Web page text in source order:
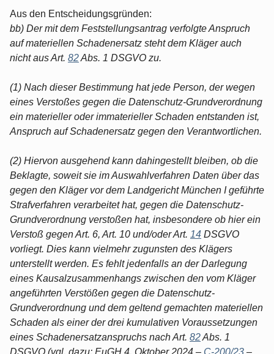
Aus den Entscheidungsgründen:
bb) Der mit dem Feststellungsantrag verfolgte Anspruch
auf materiellen Schadenersatz steht dem Kläger auch
nicht aus Art. 82Abs. 1 DSGVO zu.
(1) Nach dieser Bestimmung hat jede Person, der wegen
eines Verstoßes gegen die Datenschutz-Grundverordnung
ein materieller oder immaterieller Schaden entstanden ist,
Anspruch auf Schadenersatz gegen den Verantwortlichen.
(2) Hiervon ausgehend kann dahingestellt bleiben, ob die
Beklagte, soweit sie im Auswahlverfahren Daten über das
gegen den Kläger vor dem Landgericht München I geführte
Strafverfahren verarbeitet hat, gegen die Datenschutz-
Grundverordnung verstoßen hat, insbesondere ob hier ein
Verstoß gegen Art. 6, Art. 10 und/oder Art. 14 DSGVO
vorliegt. Dies kann vielmehr zugunsten des Klägers
unterstellt werden. Es fehlt jedenfalls an der Darlegung
eines Kausalzusammenhangs zwischen den vom Kläger
angeführten Verstößen gegen die Datenschutz-
Grundverordnung und dem geltend gemachten materiellen
Schaden als einer der drei kumulativen Voraussetzungen
eines Schadenersatzanspruchs nach Art. 82Abs. 1
DSGVO (vgl. dazu: EuGH 4. Oktober 2024 – C-200/23 –